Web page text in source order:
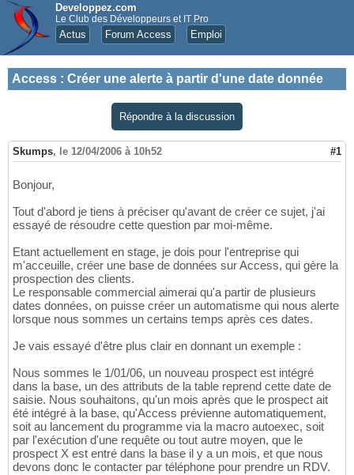
Developpez.com
Le Club des Développeurs et IT Pro
Actus Forum Access Emploi
Access : Créer une alerte à partir d'une date donnée
Répondre à la discussion
Skumps, le 12/04/2006 à 10h52 #1
Bonjour,
Tout d'abord je tiens à préciser qu'avant de créer ce sujet, j'ai
essayé de résoudre cette question par moi-même.
Etant actuellement en stage, je dois pour l'entreprise qui
m'acceuille, créer une base de données sur Access, qui gère la
prospection des clients.
Le responsable commercial aimerai qu'a partir de plusieurs
dates données, on puisse créer un automatisme qui nous alerte
lorsque nous sommes un certains temps après ces dates.
Je vais essayé d'être plus clair en donnant un exemple :
Nous sommes le 1/01/06, un nouveau prospect est intégré
dans la base, un des attributs de la table reprend cette date de
saisie. Nous souhaitons, qu'un mois après que le prospect ait
été intégré à la base, qu'Access prévienne automatiquement,
soit au lancement du programme via la macro autoexec, soit
par l'exécution d'une requête ou tout autre moyen, que le
prospect X est entré dans la base il y a un mois, et que nous
devons donc le contacter par téléphone pour prendre un RDV.